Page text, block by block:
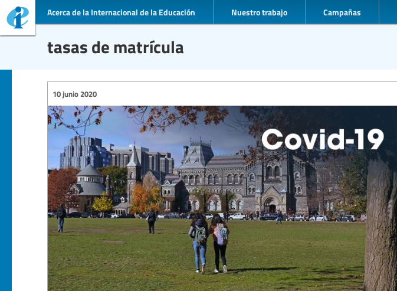
Acerca de la Internacional de la Educación Nuestro trabajo Campañas
tasas de matrícula
10 junio 2020